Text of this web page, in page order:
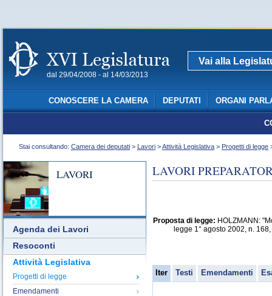
dal 29/04/2008 - al 14/03/2013
Vai alla
CONOSCERE LA CAMERA DEPUTATI ORGANI
Stai consultando: Camera dei deputati > Lavori >Attività Legislativa > Progetti di legge
LAVORI
Agenda dei Lavori
Resoconti
Attività Legislativa
Progetti di legge
Emendamenti
LAVORI
Proposta di legge: HOLZMANN:
legge 1° agosto 2002, n.
Iter Testi Emendamenti